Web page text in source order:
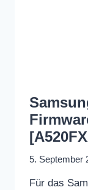
5. September
Für das